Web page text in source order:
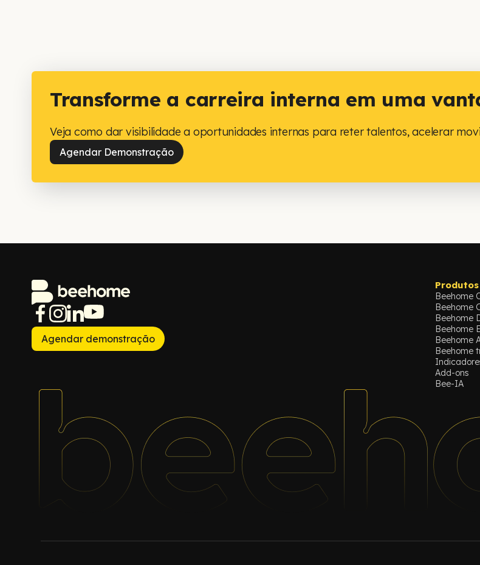
Transforme a carreira interna em uma
Veja como dar visibilidade a oportunidades internas para reter talentos, acelerar
Agendar Demonstração
Agendar demonstração
Produtos
Beehome
Beehome
Beehome
Beehome
Beehome
Beehome
Add-ons
Bee-IA